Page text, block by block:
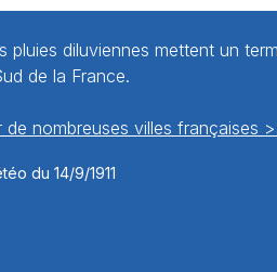
pluies diluviennes mettent un
de la France.
nombreuses villes françaises